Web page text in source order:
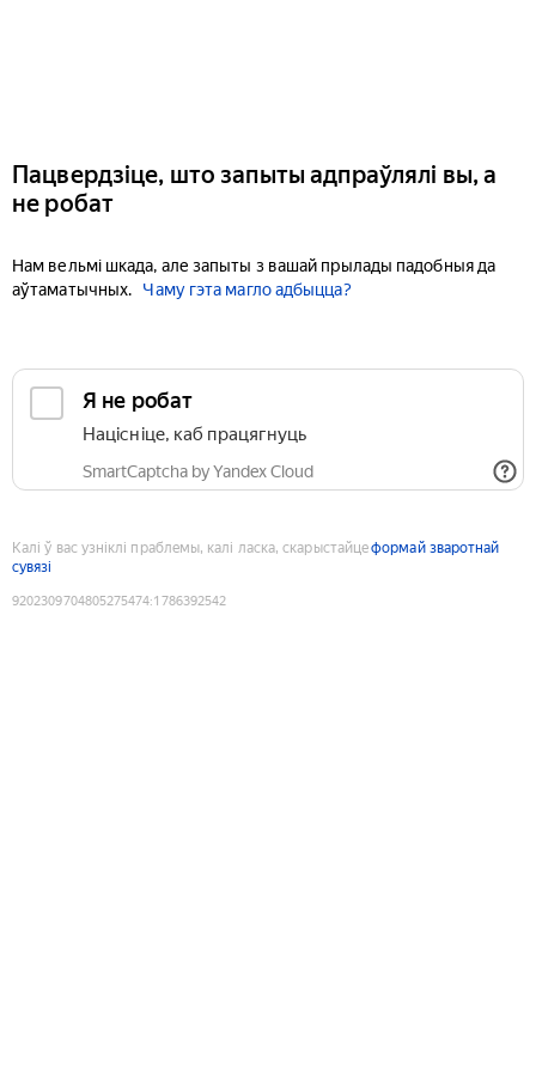
Пацвердзіце, што запыты адпраўлялі вы, а
не робат
Нам вельмі шкада, але запыты з вашай прылады падобныя да
аўтаматычных.
Чаму гэта магло адбыцца?
Я не робат
Націсніце, каб працягнуць
SmartCaptcha by Yandex Cloud
Калі ў вас узніклі праблемы, калі ласка, скарыстайцеформай зваротнай
сувязі
9202309704805275474:1786392542